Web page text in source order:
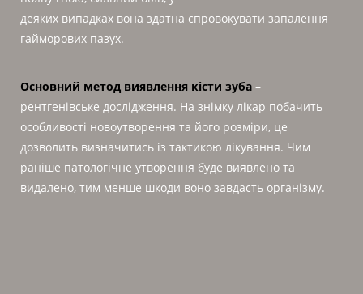
деяких випадках вона здатна спровокувати запалення
гайморових пазух.
Основний метод виявлення кісти зуба –
рентгенівське дослідження. На знімку лікар побачить
особливості новоутворення та його розміри, це
дозволить визначитись із тактикою лікування. Чим
раніше патологічне утворення буде виявлено та
видалено, тим менше шкоди воно завдасть організму.